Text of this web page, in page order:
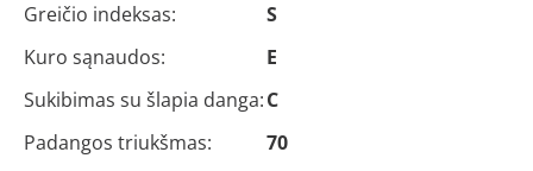
Greičio indeksas:
S
Kuro sąnaudos:
E
Sukibimas su šlapia danga:C
Padangos triukšmas:
70